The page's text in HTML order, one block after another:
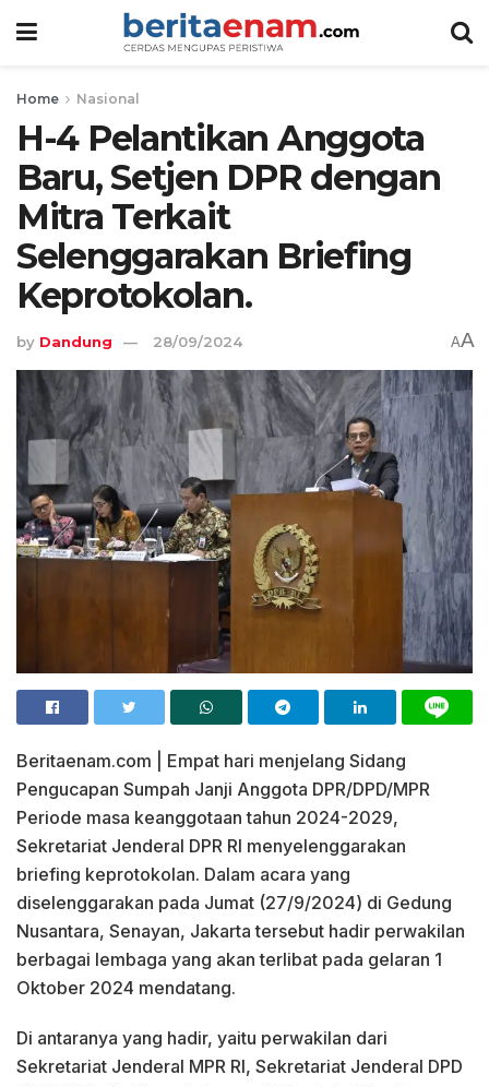
Home Nasional
H-4 Pelantikan Anggota
Baru, Setjen DPR dengan
Mitra Terkait
Selenggarakan Briefing
Keprotokolan.
by Dandung 28/09/2024 AA
Beritaenam.com | Empat hari menjelang Sidang
Pengucapan Sumpah Janji Anggota DPR/DPD/MPR
Periode masa keanggotaan tahun 2024-2029,
Sekretariat Jenderal DPR RI menyelenggarakan
briefing keprotokolan. Dalam acara yang
diselenggarakan pada Jumat (27/9/2024) di Gedung
Nusantara, Senayan, Jakarta tersebut hadir perwakilan
berbagai lembaga yang akan terlibat pada gelaran 1
Oktober 2024 mendatang.
Di antaranya yang hadir, yaitu perwakilan dari
Sekretariat Jenderal MPR RI, Sekretariat Jenderal DPD